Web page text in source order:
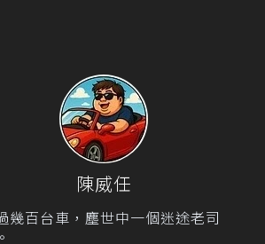
陳威任
幾百台車，塵世中一個迷途老司